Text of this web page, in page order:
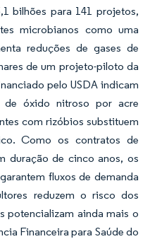
bilhões para 141 projetos,
microbianos como uma
reduções de gases de
de um projeto-piloto da
pelo USDA indicam
de óxido nitroso por acre
com rizóbios substituem
Como os contratos de
duração de cinco anos, os
fluxos de demanda
reduzem o risco dos
potencializam ainda mais o
Financeira para Saúde do